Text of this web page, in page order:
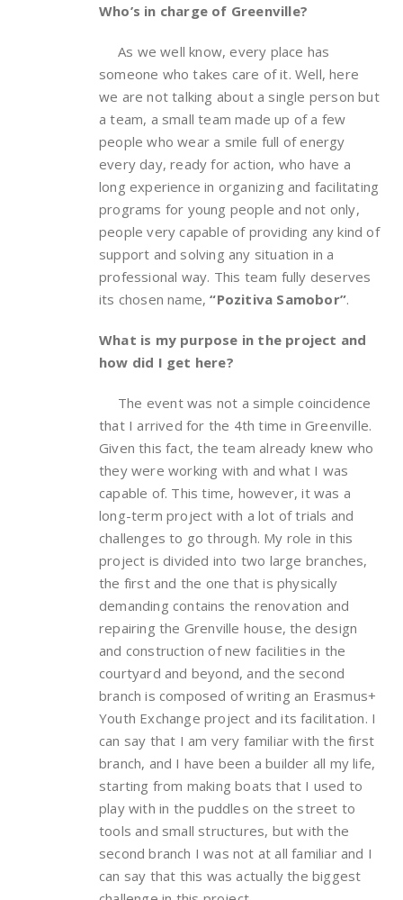
Who’s in charge of Greenville?
As we well know, every place has
someone who takes care of it. Well, here
we are not talking about a single person but
a team, a small team made up of a few
people who wear a smile full of energy
every day, ready for action, who have a
long experience in organizing and facilitating
programs for young people and not only,
people very capable of providing any kind of
support and solving any situation in a
professional way. This team fully deserves
its chosen name,“Pozitiva Samobor”.
What is my purpose in the project and
how did I get here?
The event was not a simple coincidence
that I arrived for the 4th time in Greenville.
Given this fact, the team already knew who
they were working with and what I was
capable of. This time, however, it was a
long-term project with a lot of trials and
challenges to go through. My role in this
project is divided into two large branches,
the first and the one that is physically
demanding contains the renovation and
repairing the Grenville house, the design
and construction of new facilities in the
courtyard and beyond, and the second
branch is composed of writing an Erasmus+
Youth Exchange project and its facilitation. I
can say that I am very familiar with the first
branch, and I have been a builder all my life,
starting from making boats that I used to
play with in the puddles on the street to
tools and small structures, but with the
second branch I was not at all familiar and I
can say that this was actually the biggest